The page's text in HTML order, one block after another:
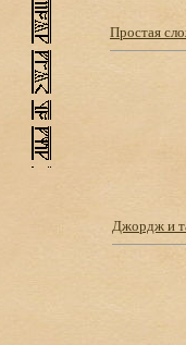
Простая
Джордж и